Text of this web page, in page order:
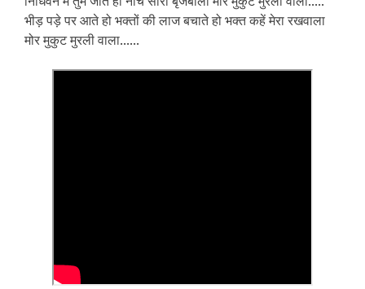
भीड़ पड़े पर आते हो भक्तों की लाज बचाते हो भक्त कहें मेरा रखवाला
मोर मुकुट मुरली वाला......